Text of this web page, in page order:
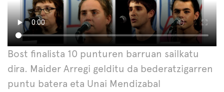
Bost finalista 10 punturen barruan sailkatu
dira. Maider Arregi gelditu da bederatzigarren
puntu batera eta Unai Mendizabal